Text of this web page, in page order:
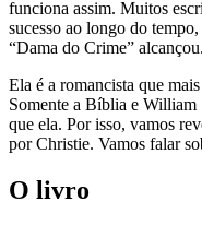
funciona assim. Muitos
sucesso ao longo do
“Dama do Crime” alcançou.
Ela é a romancista que
Somente a Bíblia e William
que ela. Por isso, vamos
por Christie. Vamos falar
O livro